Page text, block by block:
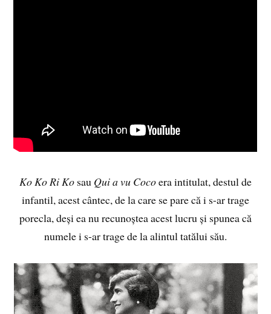
Ko Ko Ri Ko sau Qui a vu Cocoera intitulat, destul de
infantil, acest cântec, de la care se pare că i s-ar trage
porecla, deși ea nu recunoștea acest lucru și spunea că
numele i s-ar trage de la alintul tatălui său.